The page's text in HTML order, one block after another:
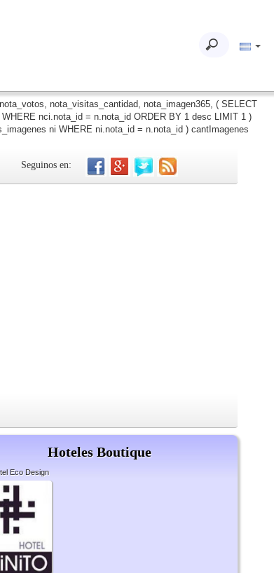
nota_visitas_cantidad, nota_imagen365, ( SELECT
nci.nota_id = n.nota_id ORDER BY 1 desc LIMIT 1 )
ni WHERE ni.nota_id = n.nota_id ) cantImagenes
Seguinos en:
Hoteles Boutique
Eco Design